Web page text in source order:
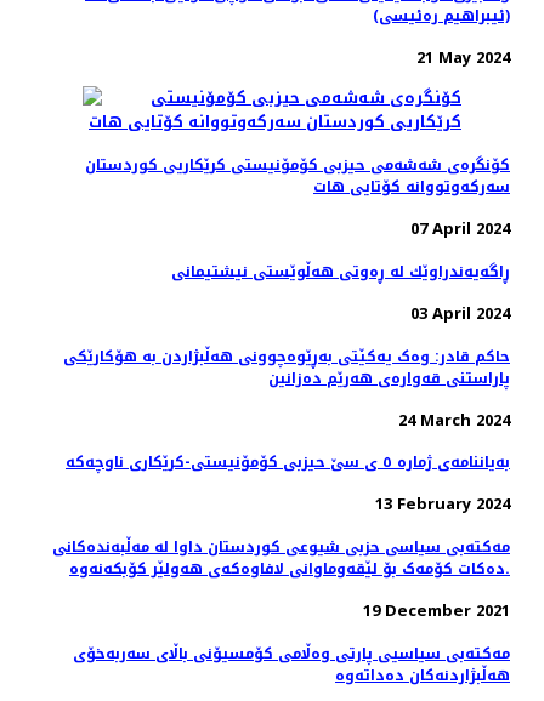
(ئیبراهیم رەئیسی)
21 May 2024
کۆنگرەی شەشەمی حیزبی کۆمۆنیستی کرێکاریی کوردستان
سەرکەوتووانە کۆتایی هات
07 April 2024
ڕاگەیەندراوێك لە ڕەوتی هەڵوێستی نیشتیمانی
03 April 2024
حاکم قادر: وەک یەکێتی بەڕێوەچوونی هەڵبژاردن بە هۆکارێکی
پاراستنی قەوارەی هەرێم دەزانین
24 March 2024
بەیاننامەی ژمارە ٥ ی سێ حیزبی کۆمۆنیستی-کرێکاری ناوچەکە
13 February 2024
مەکتەبی سیاسی حزبی شیوعی کوردستان داوا لە مەڵبەندەکانی
دەکات کۆمەک بۆ لێقەوماوانی لافاوەکەی هەولێر کۆبکەنەوە.
19 December 2021
مەكتەبی سیاسیی پارتی وەڵامی كۆمسیۆنی باڵای سەربەخۆی
ھەڵبژاردنەكان دەداتەوە